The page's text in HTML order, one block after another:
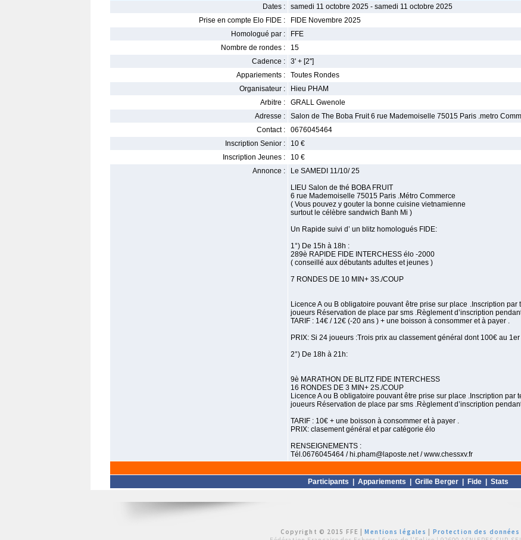
Dates :
samedi 11 octobre 2025 - samedi 11 octobre 2025
Prise en compte Elo FIDE :
FIDE Novembre 2025
Homologué par :
FFE
Nombre de rondes :
15
Cadence :
3' + [2'']
Appariements :
Toutes Rondes
Organisateur :
Hieu PHAM
Arbitre :
GRALL Gwenole
Adresse :
Salon de The Boba Fruit 6 rue Mademoiselle 75015 Paris .metro
Contact :
0676045464
Inscription Senior :
10 €
Inscription Jeunes :
10 €
Annonce :
Le SAMEDI 11/10/ 25
LIEU Salon de thé BOBA FRUIT
6 rue Mademoiselle 75015 Paris .Métro Commerce
( Vous pouvez y gouter la bonne cuisine vietnamienne
surtout le célèbre sandwich Banh Mi )
Un Rapide suivi d’ un blitz homologués FIDE:
1°) De 15h à 18h :
289è RAPIDE FIDE INTERCHESS élo -2000
( conseillé aux débutants adultes et jeunes )
7 RONDES DE 10 MIN+ 3S./COUP
Licence A ou B obligatoire pouvant être prise sur place .Inscription
joueurs Réservation de place par sms .Règlement d’inscription
TARIF : 14€ / 12€ (-20 ans ) + une boisson à consommer et à payer .
PRIX: Si 24 joueurs :Trois prix au classement général dont 100€ au
2°) De 18h à 21h:
9è MARATHON DE BLITZ FIDE INTERCHESS
16 RONDES DE 3 MIN+ 2S./COUP
Licence A ou B obligatoire pouvant être prise sur place .Inscription
joueurs Réservation de place par sms .Règlement d’inscription
TARIF : 10€ + une boisson à consommer et à payer .
PRIX: clasement général et par catégorie élo
RENSEIGNEMENTS :
Tél.0676045464 / hi.pham@laposte.net / www.chessxv.fr
Participants Appariements Grille Berger| Fide| Stats
Copyright © 2015 FFE |Mentions légales
Protection des données